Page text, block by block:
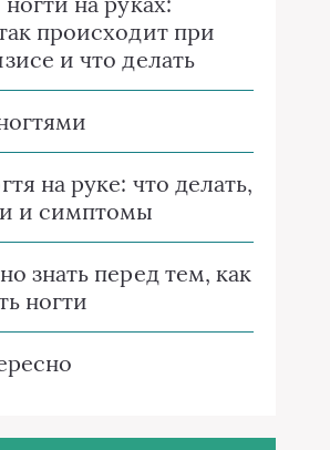
происходит при
и что делать
на руке: что делать,
и симптомы
знать перед тем, как
ногти